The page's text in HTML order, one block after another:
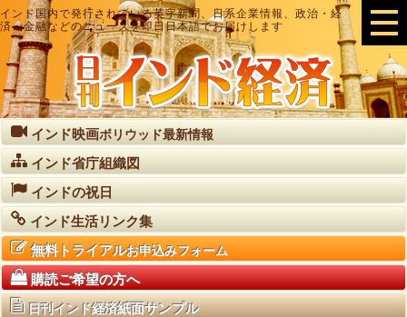
インド国内で発行されている英字新聞、日系企業情報、政治・経
済・金融などのニュースを即日日本語でお届けします
インド映画ボリウッド最新情報
インド省庁組織図
インドの祝日
インド生活リンク集
無料トライアルお申込みフォーム
購読ご希望の方へ
日刊インド経済紙面サンプル